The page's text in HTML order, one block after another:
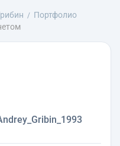
Портфолио